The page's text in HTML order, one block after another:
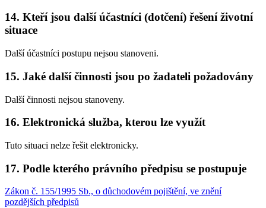
14. Kteří jsou další účastníci (dotčení) řešení životní
situace
Další účastníci postupu nejsou stanoveni.
15. Jaké další činnosti jsou po žadateli požadovány
Další činnosti nejsou stanoveny.
16. Elektronická služba, kterou lze využít
Tuto situaci nelze řešit elektronicky.
17. Podle kterého právního předpisu se postupuje
Zákon č. 155/1995 Sb., o důchodovém pojištění, ve znění
pozdějších předpisů